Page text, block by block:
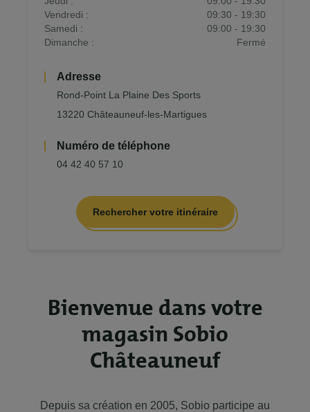
Vendredi :
09:30 - 19:30
Samedi :
09:00 - 19:30
Dimanche :
Fermé
Adresse
Rond-Point La Plaine Des Sports
13220 Châteauneuf-les-Martigues
Numéro de téléphone
04 42 40 57 10
Rechercher votre itinéraire
Bienvenue dans votre
magasin Sobio
Châteauneuf
Depuis sa création en 2005, Sobio participe au